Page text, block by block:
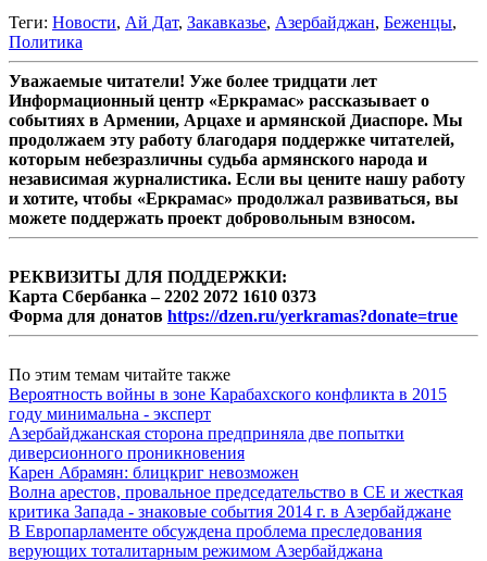
Теги: Новости, Ай Дат, Закавказье, Азербайджан, Беженцы,
Политика
Уважаемые читатели! Уже более тридцати лет
Информационный центр «Еркрамас» рассказывает о
событиях в Армении, Арцахе и армянской Диаспоре. Мы
продолжаем эту работу благодаря поддержке читателей,
которым небезразличны судьба армянского народа и
независимая журналистика. Если вы цените нашу работу
и хотите, чтобы «Еркрамас» продолжал развиваться, вы
можете поддержать проект добровольным взносом.
РЕКВИЗИТЫ ДЛЯ ПОДДЕРЖКИ:
Карта Сбербанка – 2202 2072 1610 0373
Форма для донатов https://dzen.ru/yerkramas?donate=true
По этим темам читайте также
Вероятность войны в зоне Карабахского конфликта в 2015
году минимальна - эксперт
Азербайджанская сторона предприняла две попытки
диверсионного проникновения
Карен Абрамян: блицкриг невозможен
Волна арестов, провальное председательство в СЕ и жесткая
критика Запада - знаковые события 2014 г. в Азербайджане
В Европарламенте обсуждена проблема преследования
верующих тоталитарным режимом Азербайджана